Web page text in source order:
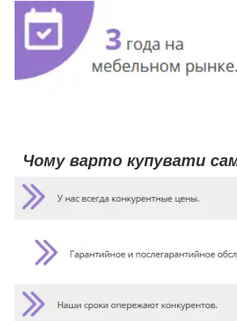
Чому варто купувати